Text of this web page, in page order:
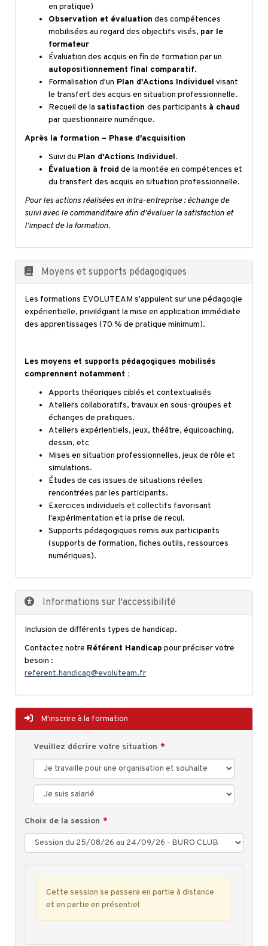
en pratique)
Observation et évaluation des compétences
mobilisées au regard des objectifs visés, par le
formateur
Évaluation des acquis en fin de formation par un
autopositionnement final comparatif.
Formalisation d'un Plan d'Actions Individuel visant
le transfert des acquis en situation professionnelle.
Recueil de la satisfaction des participants à chaud
par questionnaire numérique.
Après la formation – Phase d'acquisition
Suivi du Plan d'Actions Individuel.
Évaluation à froid de la montée en compétences et
du transfert des acquis en situation professionnelle.
Pour les actions réalisées en intra-entreprise : échange de
suivi avec le commanditaire afin d'évaluer la satisfaction et
l'impact de la formation.
Moyens et supports pédagogiques
Les formations EVOLUTEAM s'appuient sur une pédagogie
expérientielle, privilégiant la mise en application immédiate
des apprentissages (70 % de pratique minimum).
Les moyens et supports pédagogiques mobilisés
comprennent notamment :
Apports théoriques ciblés et contextualisés
Ateliers collaboratifs, travaux en sous-groupes et
échanges de pratiques.
Ateliers expérientiels, jeux, théâtre, équicoaching,
dessin, etc
Mises en situation professionnelles, jeux de rôle et
simulations.
Études de cas issues de situations réelles
rencontrées par les participants.
Exercices individuels et collectifs favorisant
l'expérimentation et la prise de recul.
Supports pédagogiques remis aux participants
(supports de formation, fiches outils, ressources
numériques).
Informations sur l'accessibilité
Inclusion de différents types de handicap.
Contactez notre Référent Handicap pour préciser votre
besoin :
referent.handicap@evoluteam.fr
M'inscrire à la formation
Veuillez décrire votre situation
Choix de la session
Cette session se passera en partie à distance
et en partie en présentiel